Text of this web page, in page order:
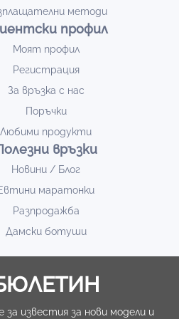
методи
профил
Моят профил
Регистрация
За връзка с нас
Поръчки
Любими продукти
връзки
Новини / Блог
маратонки
Разпродажба
Дамски ботуши
за известия за нови модели и